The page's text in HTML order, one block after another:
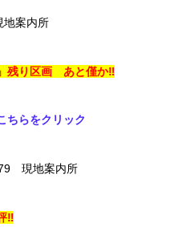
案内所
残り区画 あと僅か‼
らをクリック
現地案内所
‼